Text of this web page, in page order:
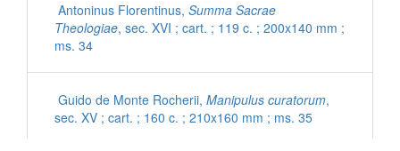
Antoninus Florentinus, Summa Sacrae
Theologiae, sec. XVI ; cart. ; 119 c. ; 200x140 mm ;
ms. 34
Guido de Monte Rocherii, Manipulus curatorum,
sec. XV ; cart. ; 160 c. ; 210x160 mm ; ms. 35